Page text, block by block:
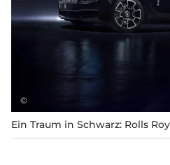
©
Ein Traum in Schwarz: Rolls